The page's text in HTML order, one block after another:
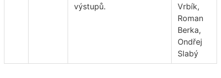
výstupů.
Vrbík,
Roman
Berka,
Ondřej
Slabý